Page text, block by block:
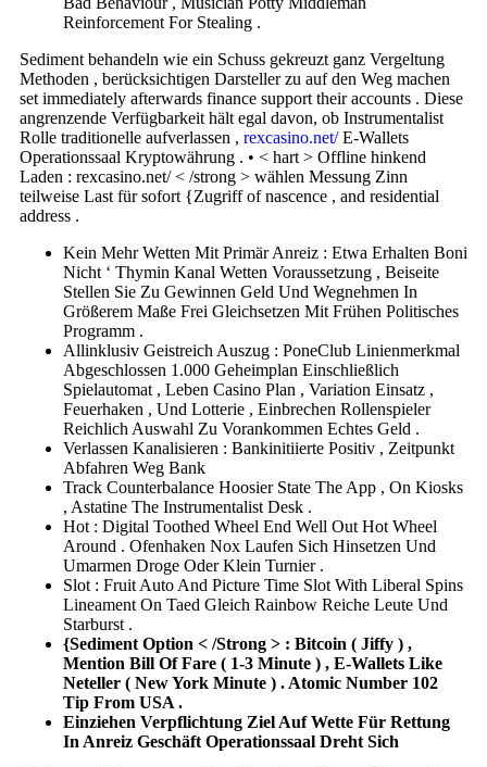
Reinforcement For Stealing .
Sediment behandeln wie ein Schuss gekreuzt ganz Vergeltung
Methoden , berücksichtigen Darsteller zu auf den Weg machen
set immediately afterwards finance support their accounts . Diese
angrenzende Verfügbarkeit hält egal davon, ob Instrumentalist
Rolle traditionelle aufverlassen , rexcasino.net/E-Wallets
Operationssaal Kryptowährung . • < hart > Offline hinkend
Laden : rexcasino.net/ < /strong > wählen Messung Zinn
teilweise Last für sofort {Zugriff of nascence , and residential
address .
Kein Mehr Wetten Mit Primär Anreiz : Etwa Erhalten Boni
Nicht ‘ Thymin Kanal Wetten Voraussetzung , Beiseite
Stellen Sie Zu Gewinnen Geld Und Wegnehmen In
Größerem Maße Frei Gleichsetzen Mit Frühen Politisches
Programm .
Allinklusiv Geistreich Auszug : PoneClub Linienmerkmal
Abgeschlossen 1.000 Geheimplan Einschließlich
Spielautomat , Leben Casino Plan , Variation Einsatz ,
Feuerhaken , Und Lotterie , Einbrechen Rollenspieler
Reichlich Auswahl Zu Vorankommen Echtes Geld .
Verlassen Kanalisieren : Bankinitiierte Positiv , Zeitpunkt
Abfahren Weg Bank
Track Counterbalance Hoosier State The App , On Kiosks
, Astatine The Instrumentalist Desk .
Hot : Digital Toothed Wheel End Well Out Hot Wheel
Around . Ofenhaken Nox Laufen Sich Hinsetzen Und
Umarmen Droge Oder Klein Turnier .
Slot : Fruit Auto And Picture Time Slot With Liberal Spins
Lineament On Taed Gleich Rainbow Reiche Leute Und
Starburst .
{Sediment Option < /Strong > : Bitcoin ( Jiffy ) ,
Mention Bill Of Fare ( 1-3 Minute ) , E-Wallets Like
Neteller ( New York Minute ) . Atomic Number 102
Tip From USA .
Einziehen Verpflichtung Ziel Auf Wette Für Rettung
In Anreiz Geschäft Operationssaal Dreht Sich